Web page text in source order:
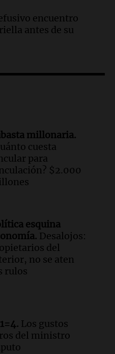
años fallece
su jubilación
programado para
Lautaro Britos
justicia tras su
Mercedes
en San Luis
Jujuy enfrentan
de hasta 700.000
encuentro
antes de su
millonaria.
cuesta
para
$2.000
esquina
Desalojos:
del
no se aten
rulos
Los gustos
del ministro